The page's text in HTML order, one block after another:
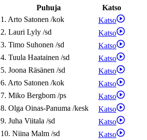
Puhuja
Katso
1. Arto Satonen /kok
Katso
2. Lauri Lyly /sd
Katso
3. Timo Suhonen /sd
Katso
4. Tuula Haatainen /sd
Katso
5. Joona Räsänen /sd
Katso
6. Arto Satonen /kok
Katso
7. Miko Bergbom /ps
Katso
8. Olga Oinas-Panuma /kesk
Katso
9. Juha Viitala /sd
Katso
10. Niina Malm /sd
Katso